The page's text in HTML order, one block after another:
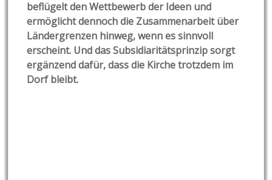
beflügelt den Wettbewerb der Ideen und
ermöglicht dennoch die Zusammenarbeit über
Ländergrenzen hinweg, wennes sinnvoll
erscheint. Und das Subsidiaritätsprinzip sorgt
ergänzend dafür, dass die Kirche trotzdem im
Dorf bleibt.